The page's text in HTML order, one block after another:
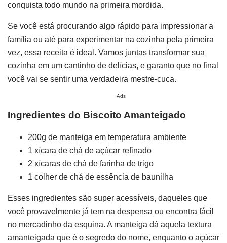
conquista todo mundo na primeira mordida.
Se você está procurando algo rápido para impressionar a
família ou até para experimentar na cozinha pela primeira
vez, essa receita é ideal. Vamos juntas transformar sua
cozinha em um cantinho de delícias, e garanto que no final
você vai se sentir uma verdadeira mestre-cuca.
Ads
Ingredientes do Biscoito Amanteigado
200g de manteiga em temperatura ambiente
1 xícara de chá de açúcar refinado
2 xícaras de chá de farinha de trigo
1 colher de chá de essência de baunilha
Esses ingredientes são super acessíveis, daqueles que
você provavelmente já tem na despensa ou encontra fácil
no mercadinho da esquina. A manteiga dá aquela textura
amanteigada que é o segredo do nome, enquanto o açúcar